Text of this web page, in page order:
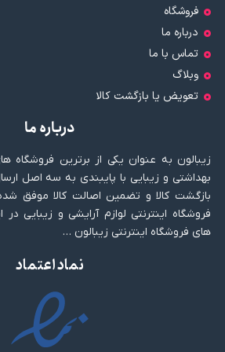
فروشگاه
درباره ما
تماس با ما
وبلاگ
تعویض یا بازگشت کالا
درباره ما
زیبالون به عنوان یکی از برترین فروشگاه
بازگشت کالا و تضمین اصالت کالا موفق
فروشگاه اینترنتی لوازم آرایشی و زیبایی
های فروشگاه اینترنتی زیبالون …
نماد اعتماد